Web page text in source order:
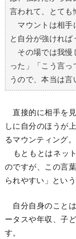
言われて、とても
マウントは相手
と自分が強ければ
その場では我慢
った」「こう言
うので、本当は言
直接的に相手を
しに自分のほうが
るマウンティング。
もともとはネッ
のですが、この言
られやすい」とい
自分自身のこと
ータスや年収、子
す。